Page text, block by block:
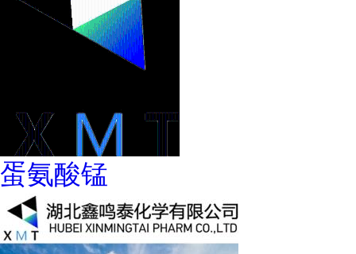
蛋氨酸锰